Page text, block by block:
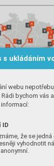
s ukládáním
webu
bychom vás
ID
že se jedná
vyhodnotit